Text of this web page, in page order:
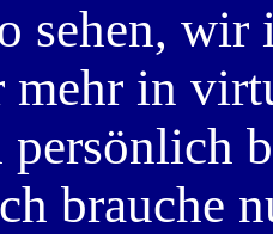
sehen,
mehr in
brauche